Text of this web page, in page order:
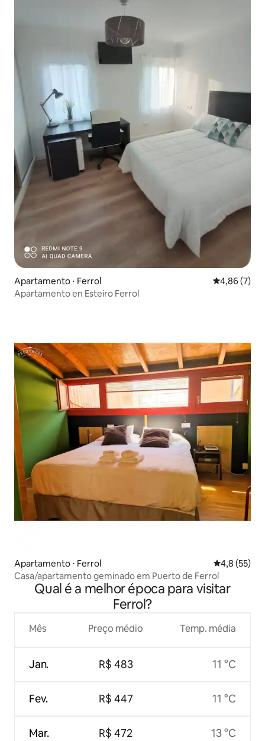
Apartamento ⋅ Ferrol 4,86 de uma
4,86 (7)
Apartamento en Esteiro Ferrol
Apartamento ⋅ Ferrol 4,8 de uma
4,8 (55)
Casa/apartamento geminado em Puerto de Ferrol
Qual é a melhor época para visitar
Ferrol?
Mês
Jan.
Fev.
Mar.
Preço médio
R$ 483
R$ 447
R$ 472
Temp. média
11 °C
11 °C
13 °C